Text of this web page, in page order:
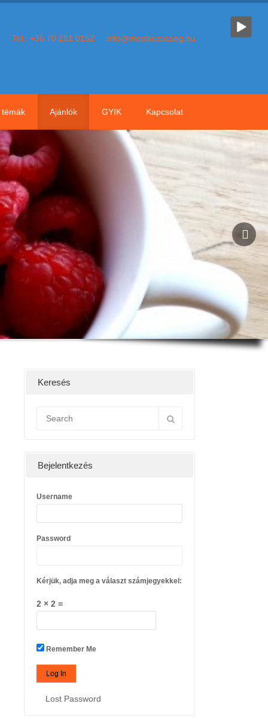
Tel.: +36 70 251 0152 info@mostkozosseg.hu
témák Ajánlók GYIK Kapcsolat
Keresés
Bejelentkezés
Username
Password
Kérjük, adja meg a választ számjegyekkel:
2 × 2 =
Remember Me
Lost Password